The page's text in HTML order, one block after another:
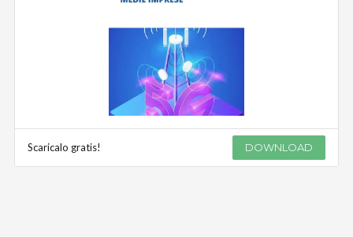
Scaricalo gratis! DOWNLOAD